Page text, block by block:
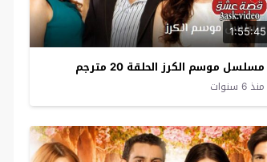
1:55:45
مسلسل موسم الكرز الحلقة 20 مترجم
منذ 6 سنوات